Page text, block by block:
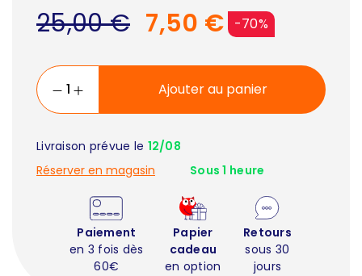
25,00 € -70%
7,50 €
Ajouter au panier
Livraison prévue le 12/08
Réserver en magasin
Sous 1 heure
Paiement
en 3 fois dès
60€
Papier
cadeau
en option
Retours
sous 30
jours